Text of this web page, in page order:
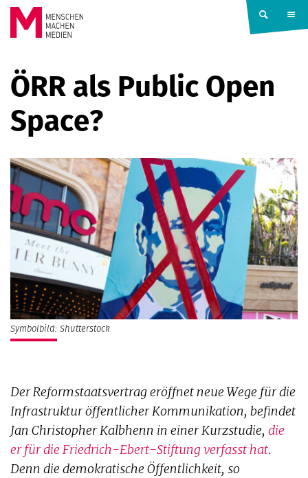
Springe zum Inhalt
MACHEN
MEDIEN
ÖRR als Public Open
Space?
Symbolbild: Shutterstock
Der Reformstaatsvertrag eröffnet neue Wege für die
Infrastruktur öffentlicher Kommunikation, befindet
Jan Christopher Kalbhenn in einer Kurzstudie, die
er für die Friedrich-Ebert-Stiftung verfasst hat.
Denn die demokratische Öffentlichkeit, so